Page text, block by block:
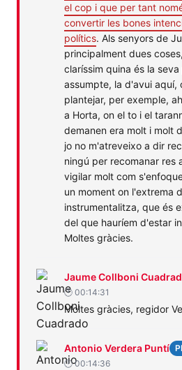
el cop i que per tant
convertir les bones
polítics. Als senyors de
principalment dues
claríssim quina és la
assumpte, la d'avui aquí,
plantejar, per exemple,
a Horta, on el to i el
demanen era molt i molt
jo no m'atreveixo a dir
ningú per recomanar res
vigilar molt com
un moment on l'extrema
instrumentalitza, que és
del que hauríem d'estar
Moltes gràcies.
Jaume
Collboni
Cuadrado
PSC
Assumptes
Socials
HabitatgeJaume Collboni
🕐 00:14:31
Moltes gràcies, regidor
Antonio
Verdera
PP
Assumptes
Socials
HabitatgeAntonio Verdera Puntí
🕐 00:14:36